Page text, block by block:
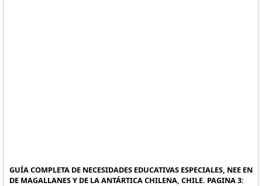
GUÍA COMPLETA DE NECESIDADES EDUCATIVAS ESPECIALES, NEE EN
DE MAGALLANES Y DE LA ANTÁRTICA CHILENA, CHILE. PAGINA 3: